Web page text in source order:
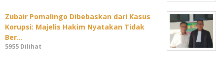
Zubair Pomalingo Dibebaskan dari Kasus
Korupsi: Majelis Hakim Nyatakan Tidak
Ber…
5955 Dilihat